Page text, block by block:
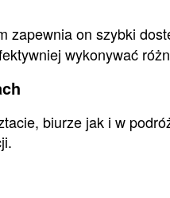
zapewnia on szybki
wykonywać
biurze jak i w